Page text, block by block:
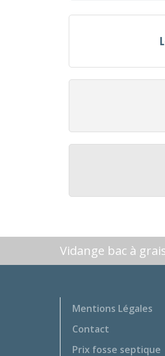
Vidange bac à
Mentions Légales
Contact
Prix fosse septique